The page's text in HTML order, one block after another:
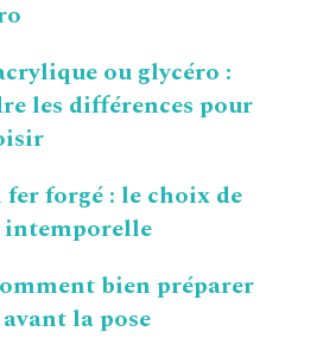
ou glycéro :
les différences pour
forgé : le choix de
intemporelle
bien préparer
la pose